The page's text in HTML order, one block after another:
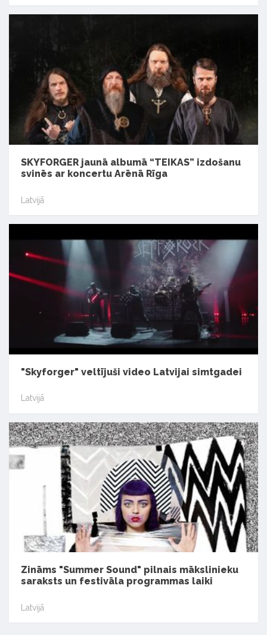
SKYFORGER jaunā albumā “TEIKAS” izdošanu
svinēs ar koncertu Arēnā Rīga
Latvijā
"Skyforger" veltījuši video Latvijai simtgadei
Latvijā
Zināms "Summer Sound" pilnais mākslinieku
saraksts un festivāla programmas laiki
Latvijā